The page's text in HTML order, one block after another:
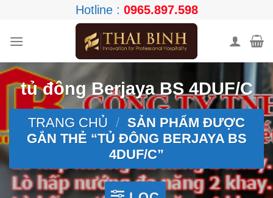
content
Hotline : 0965.897.598
tủ đông Berjaya BS 4DUF/C
TRANG CHỦ / SẢN PHẨM ĐƯỢC
GẮN THẺ “TỦ ĐÔNG BERJAYA BS
4DUF/C”